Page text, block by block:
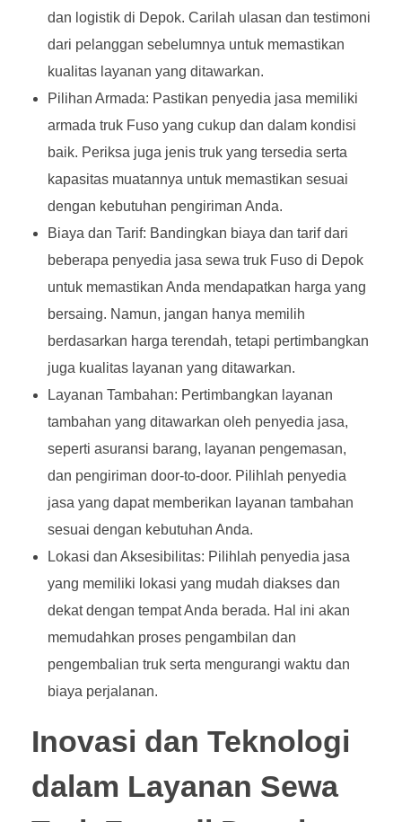
dan logistik di Depok. Carilah ulasan dan testimoni
dari pelanggan sebelumnya untuk memastikan
kualitas layanan yang ditawarkan.
Pilihan Armada: Pastikan penyedia jasa memiliki
armada truk Fuso yang cukup dan dalam kondisi
baik. Periksa juga jenis truk yang tersedia serta
kapasitas muatannya untuk memastikan sesuai
dengan kebutuhan pengiriman Anda.
Biaya dan Tarif: Bandingkan biaya dan tarif dari
beberapa penyedia jasa sewa truk Fuso di Depok
untuk memastikan Anda mendapatkan harga yang
bersaing. Namun, jangan hanya memilih
berdasarkan harga terendah, tetapi pertimbangkan
juga kualitas layanan yang ditawarkan.
Layanan Tambahan: Pertimbangkan layanan
tambahan yang ditawarkan oleh penyedia jasa,
seperti asuransi barang, layanan pengemasan,
dan pengiriman door-to-door. Pilihlah penyedia
jasa yang dapat memberikan layanan tambahan
sesuai dengan kebutuhan Anda.
Lokasi dan Aksesibilitas: Pilihlah penyedia jasa
yang memiliki lokasi yang mudah diakses dan
dekat dengan tempat Anda berada. Hal ini akan
memudahkan proses pengambilan dan
pengembalian truk serta mengurangi waktu dan
biaya perjalanan.
Inovasi dan Teknologi
dalam Layanan Sewa